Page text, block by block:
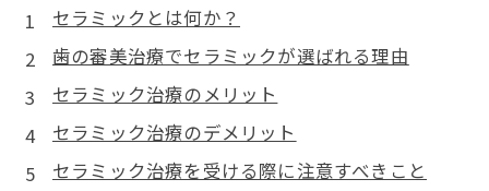
セラミックとは何か？
歯の審美治療でセラミックが選ばれる理由
セラミック治療のメリット
セラミック治療のデメリット
セラミック治療を受ける際に注意すべきこと